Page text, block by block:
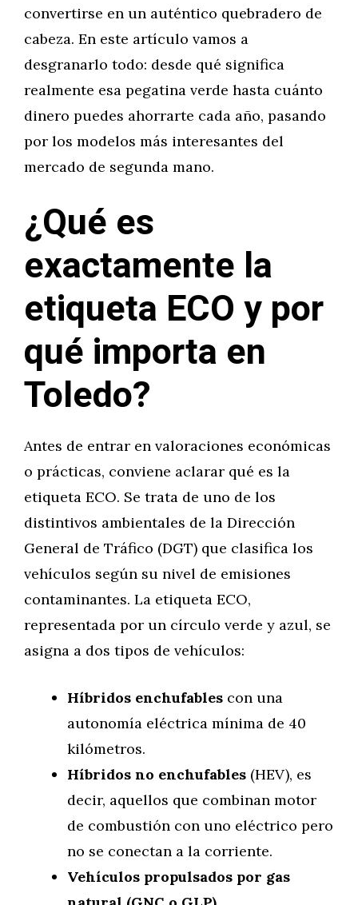
convertirse en un auténtico quebradero de
cabeza. En este artículo vamos a
desgranarlo todo: desde qué significa
realmente esa pegatina verde hasta cuánto
dinero puedes ahorrarte cada año, pasando
por los modelos más interesantes del
mercado de segunda mano.
¿Qué es
exactamente la
etiqueta ECO y por
qué importa en
Toledo?
Antes de entrar en valoraciones económicas
o prácticas, conviene aclarar qué es la
etiqueta ECO. Se trata de uno de los
distintivos ambientales de la Dirección
General de Tráfico (DGT) que clasifica los
vehículos según su nivel de emisiones
contaminantes. La etiqueta ECO,
representada por un círculo verde y azul, se
asigna a dos tipos de vehículos:
Híbridos enchufables con una
autonomía eléctrica mínima de 40
kilómetros.
Híbridos no enchufables (HEV), es
decir, aquellos que combinan motor
de combustión con uno eléctrico pero
no se conectan a la corriente.
Vehículos propulsados por gas